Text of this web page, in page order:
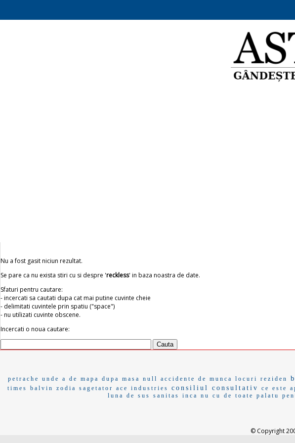
Nu a fost gasit niciun rezultat.
Se pare ca nu exista stiri cu si despre 'reckless' in baza noastra de date.
Sfaturi pentru cautare:
- incercati sa cautati dupa cat mai putine cuvinte cheie
- delimitati cuvintele prin spatiu ("space")
- nu utilizati cuvinte obscene.
Incercati o noua cautare:
petrache unde a de mapa dupa masa null accidente de munca locuri reziden
times
balvin zodia sagetator ace industries consiliul consultativ ce este
luna de sus
sanitas inca nu cu de toate palatu
© Copyright